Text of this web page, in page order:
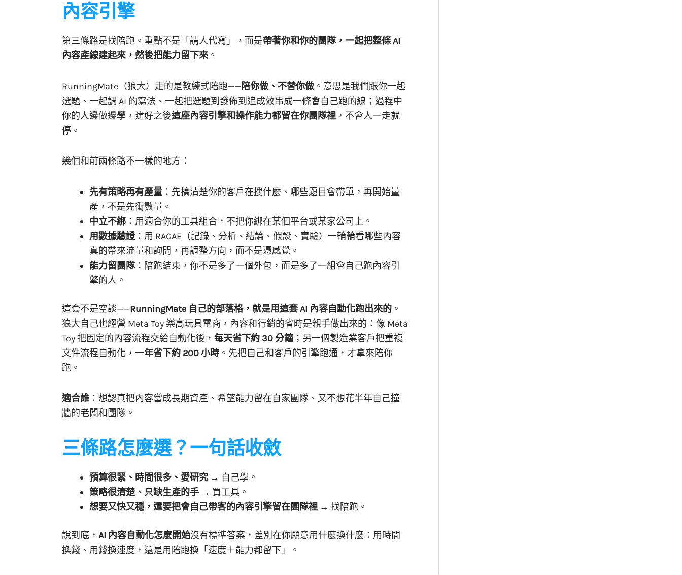
內容引擎
第三條路是找陪跑。重點不是「請人代寫」，而是帶著你和你的團隊，一起把整條 AI
內容產線建起來，然後把能力留下來。
RunningMate（狼大）走的是教練式陪跑——陪你做、不替你做 。意思是我們跟你一起
選題、一起調 AI 的寫法、一起把選題到發佈到追成效串成一條會自己跑的線；過程中
你的人邊做邊學，建好之後這座內容引擎和操作能力都留在你團隊裡 ，不會人一走就
停。
幾個和前兩條路不一樣的地方：
先有策略再有產量 ：先搞清楚你的客戶在搜什麼、哪些題目會帶單，再開始量
產，不是先衝數量。
中立不綁 ：用適合你的工具組合，不把你綁在某個平台或某家公司上。
用數據驗證：用 RACAE（記錄、分析、結論、假設、實驗）一輪輪看哪些內容
真的帶來流量和詢問，再調整方向，而不是憑感覺。
能力留團隊：陪跑結束，你不是多了一個外包，而是多了一組會自己跑內容引
擎的人。
這套不是空談——RunningMate 自己的部落格，就是用這套 AI 內容自動化跑出來的 。
狼大自己也經營 Meta Toy 樂高玩具電商，內容和行銷的省時是親手做出來的：像 Meta
Toy 把固定的內容流程交給自動化後， 每天省下約 30 分鐘；另一個製造業客戶把重複
文件流程自動化， 一年省下約 200 小時 。先把自己和客戶的引擎跑通，才拿來陪你
跑。
適合誰 ：想認真把內容當成長期資產、希望能力留在自家團隊、又不想花半年自己撞
牆的老闆和團隊。
三條路怎麼選？一句話收斂
預算很緊、時間很多、愛研究 → 自己學。
策略很清楚、只缺生產的手 → 買工具。
想要又快又穩，還要把會自己帶客的內容引擎留在團隊裡 → 找陪跑。
說到底， AI 內容自動化怎麼開始沒有標準答案，差別在你願意用什麼換什麼：用時間
換錢、用錢換速度，還是用陪跑換「速度＋能力都留下」。